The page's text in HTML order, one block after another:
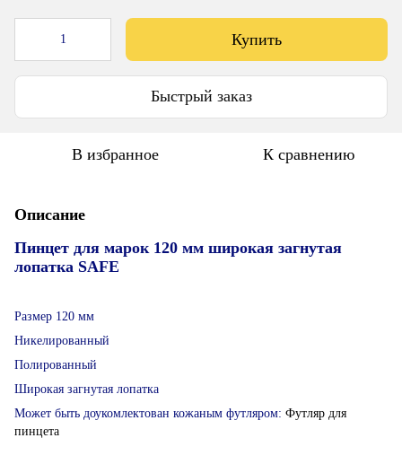
Купить
Быстрый заказ
В избранное К сравнению
Описание
Пинцет для марок 120 мм широкая загнутая
лопатка SAFE
Размер 120 мм
Никелированный
Полированный
Широкая загнутая лопатка
Может быть доукомлектован кожаным футляром: Футляр для
пинцета